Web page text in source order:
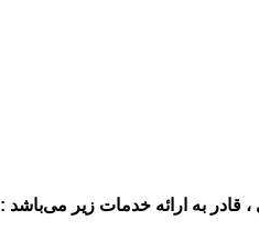
قادر به ارائه خدمات زیر می‌باشد :